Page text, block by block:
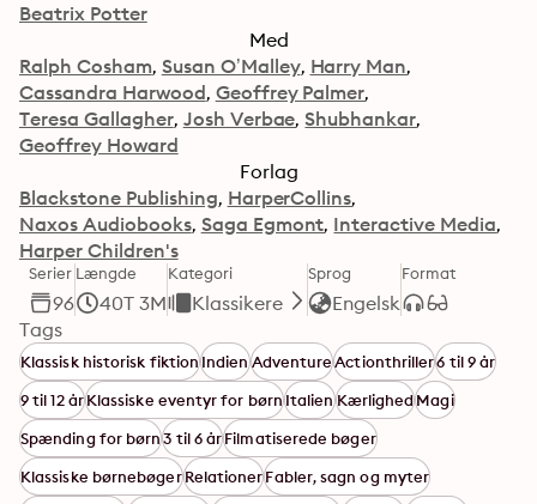
Beatrix Potter
Med
Ralph Cosham Susan O’Malley Harry Man
Cassandra Harwood Geoffrey Palmer
Teresa Gallagher Josh Verbae Shubhankar
Geoffrey Howard
Forlag
Blackstone Publishing HarperCollins
Naxos Audiobooks Saga Egmont Interactive Media
Harper Children's
Serier
96
Længde
40T 3M
Kategori
Klassikere
Sprog
Engelsk
Format
Tags
Klassisk historisk fiktionIndienAdventureActionthriller6 til 9 år
9 til 12 årKlassiske eventyr for børnItalienKærlighedMagi
Spænding for børn3 til 6 årFilmatiserede bøger
Klassiske børnebøgerRelationerFabler, sagn og myter